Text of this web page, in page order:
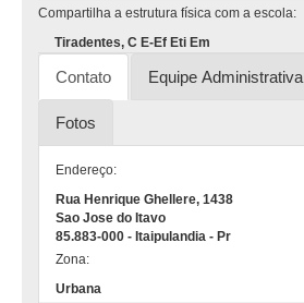
Compartilha a estrutura física com a escola:
Tiradentes, C E-Ef Eti Em
Contato Equipe Administrativa
Fotos
Endereço:
Rua Henrique Ghellere, 1438
Sao Jose do Itavo
85.883-000 - Itaipulandia - Pr
Zona:
Urbana